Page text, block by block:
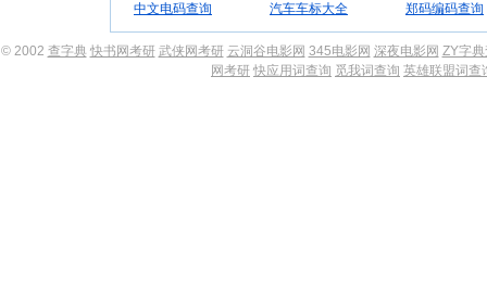
中文电码查询
汽车车标大全 郑码编码查询
© 2002 查字典 快书网考研 武侠网考研 云洞谷电影网 345电影网 深夜电影网 ZY字
网考研 快应用词查询 觅我词查询 英雄联盟词查